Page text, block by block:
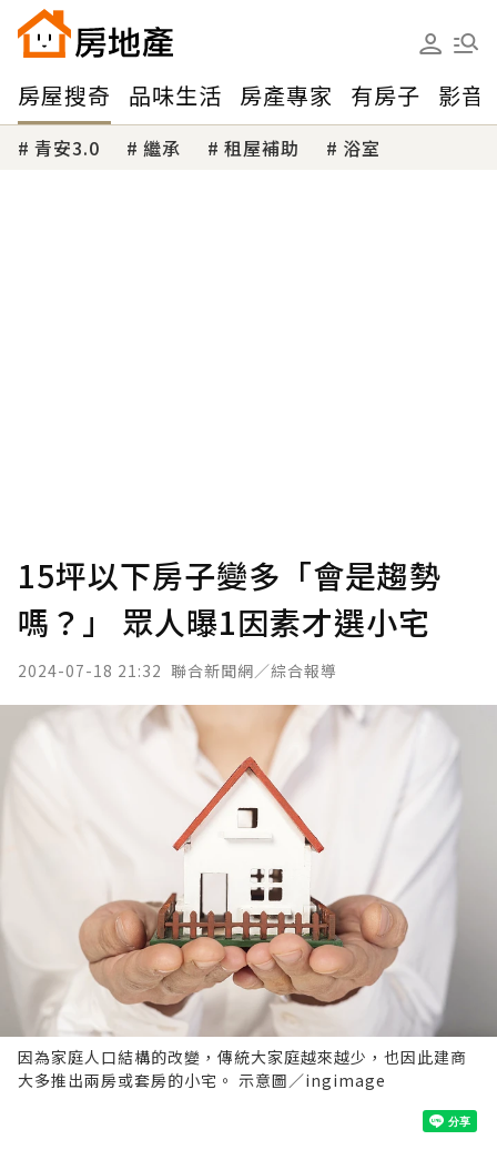
房屋搜奇 品味生活 房產專家 有房子 影音
青安3.0 繼承 租屋補助 浴室
15坪以下房子變多「會是趨勢
嗎？」 眾人曝1因素才選小宅
2024-07-18 21:32 聯合新聞網／綜合報導
因為家庭人口結構的改變，傳統大家庭越來越少，也因此建商
大多推出兩房或套房的小宅。 示意圖／ingimage